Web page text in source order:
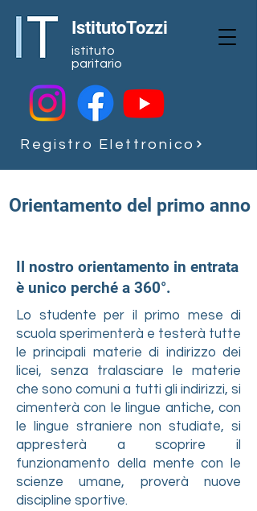
IstitutoTozzi
istituto
paritario
Registro Elettronico
Orientamento del primo anno
Il nostro orientamento in entrata
è unico perché a 360°.
Lo studente per il primo mese di
scuola sperimenterà e testerà tutte
le principali materie di indirizzo dei
licei, senza tralasciare le materie
che sono comuni a tutti gli indirizzi, si
cimenterà con le lingue antiche, con
le lingue straniere non studiate, si
appresterà a scoprire il
funzionamento della mente con le
scienze umane, proverà nuove
discipline sportive.